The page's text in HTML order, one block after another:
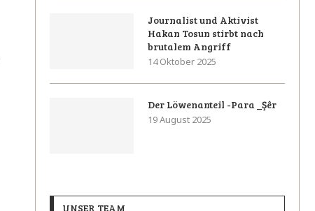
Journalist und Aktivist
Hakan Tosun stirbt nach
brutalem Angriff
14 Oktober 2025
Der Löwenanteil -Para _Şêr
19 August 2025
UNSER TEAM